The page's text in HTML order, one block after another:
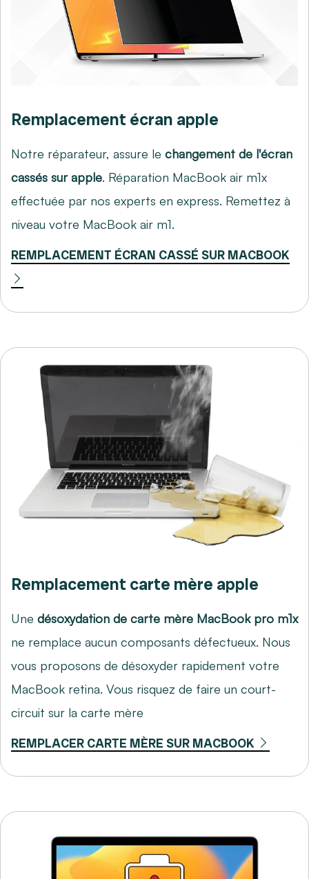
Remplacement écran apple
Notre réparateur, assure le changement de l'écran
cassés sur apple. Réparation MacBook air m1x
effectuée par nos experts en express. Remettez à
niveau votre MacBook air m1.
REMPLACEMENT ÉCRAN CASSÉ SUR MACBOOK
Remplacement carte mère apple
Une désoxydation de carte mère MacBook pro m1x
ne remplace aucun composants défectueux. Nous
vous proposons de désoxyder rapidement votre
MacBook retina. Vous risquez de faire un court-
circuit sur la carte mère
REMPLACER CARTE MÈRE SUR MACBOOK